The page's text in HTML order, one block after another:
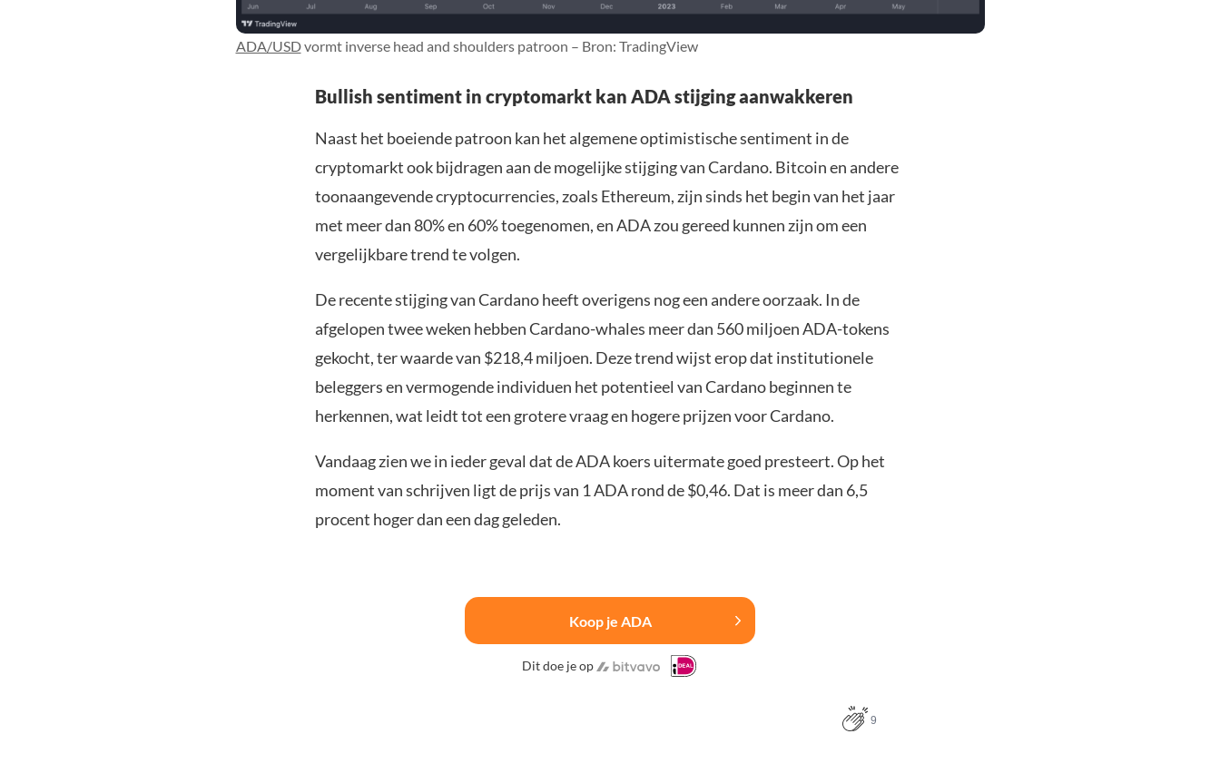
ADA/USDvormt inverse head and shoulders patroon – Bron: TradingView
Bullish sentiment in cryptomarkt kan ADA stijging aanwakkeren
Naast het boeiende patroon kan het algemene optimistische sentiment in de
cryptomarkt ook bijdragen aan de mogelijke stijging van Cardano. Bitcoin en andere
toonaangevende cryptocurrencies, zoals Ethereum, zijn sinds het begin van het jaar
met meer dan 80% en 60% toegenomen, en ADA zou gereed kunnen zijn om een
vergelijkbare trend te volgen.
De recente stijging van Cardano heeft overigens nog een andere oorzaak. In de
afgelopen twee weken hebben Cardano-whales meer dan 560 miljoen ADA-tokens
gekocht, ter waarde van $218,4 miljoen. Deze trend wijst erop dat institutionele
beleggers en vermogende individuen het potentieel van Cardano beginnen te
herkennen, wat leidt tot een grotere vraag en hogere prijzen voor Cardano.
Vandaag zien we in ieder geval dat de ADA koers uitermate goed presteert. Op het
moment van schrijven ligt de prijs van 1 ADA rond de $0,46. Dat is meer dan 6,5
procent hoger dan een dag geleden.
Koop je ADA
Dit doe je op
9